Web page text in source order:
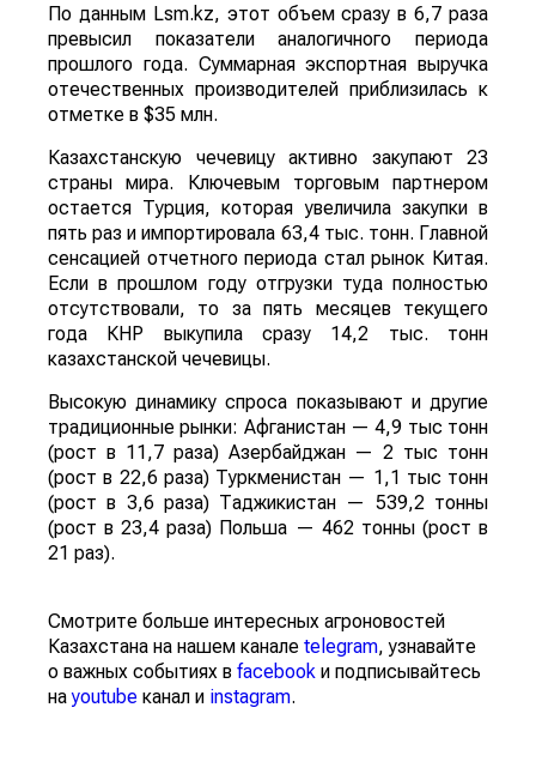
По данным Lsm.kz, этот объем сразу в 6,7 раза
превысил показатели аналогичного периода
прошлого года. Суммарная экспортная выручка
отечественных производителей приблизилась к
отметке в $35 млн.
Казахстанскую чечевицу активно закупают 23
страны мира. Ключевым торговым партнером
остается Турция, которая увеличила закупки в
пять раз и импортировала 63,4 тыс. тонн. Главной
сенсацией отчетного периода стал рынок Китая.
Если в прошлом году отгрузки туда полностью
отсутствовали, то за пять месяцев текущего
года КНР выкупила сразу 14,2 тыс. тонн
казахстанской чечевицы.
Высокую динамику спроса показывают и другие
традиционные рынки: Афганистан — 4,9 тыс тонн
(рост в 11,7 раза) Азербайджан — 2 тыс тонн
(рост в 22,6 раза) Туркменистан — 1,1 тыс тонн
(рост в 3,6 раза) Таджикистан — 539,2 тонны
(рост в 23,4 раза) Польша — 462 тонны (рост в
21 раз).
Смотрите больше интересных агроновостей
Казахстана на нашем канале telegram, узнавайте
о важных событиях в facebook и подписывайтесь
наyoutube канал и instagram.